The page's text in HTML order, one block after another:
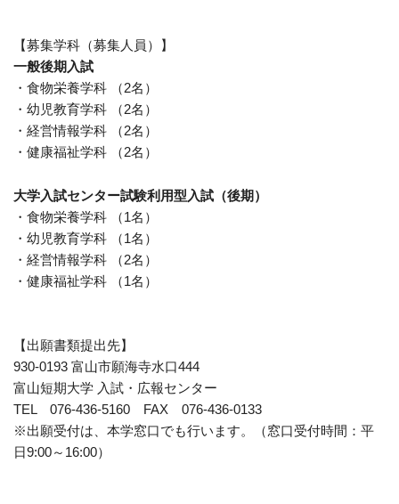
【募集学科（募集人員）】
一般後期入試
・食物栄養学科 （2名）
・幼児教育学科 （2名）
・経営情報学科 （2名）
・健康福祉学科 （2名）
大学入試センター試験利用型入試（後期）
・食物栄養学科 （1名）
・幼児教育学科 （1名）
・経営情報学科 （2名）
・健康福祉学科 （1名）
【出願書類提出先】
930-0193 富山市願海寺水口444
富山短期大学 入試・広報センター
TEL 076-436-5160 FAX 076-436-0133
※出願受付は、本学窓口でも行います。（窓口受付時間：平
日9:00～16:00）